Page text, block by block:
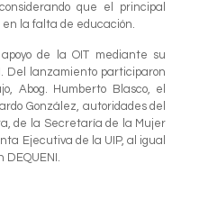
que el principal
la falta de educación.
de la OIT mediante su
Del lanzamiento participaron
Abog. Humberto Blasco, el
González, autoridades del
de la Secretaría de la Mujer
Ejecutiva de la UIP, al igual